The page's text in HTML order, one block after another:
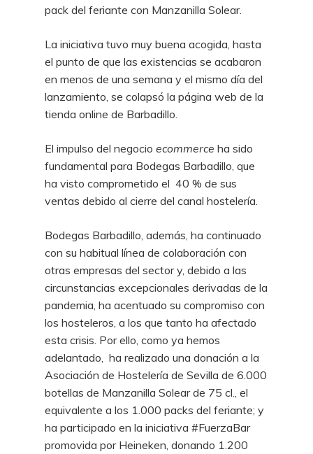
pack del feriante con Manzanilla Solear.
La iniciativa tuvo muy buena acogida, hasta
el punto de que las existencias se acabaron
en menos de una semana y el mismo día del
lanzamiento, se colapsó la página web de la
tienda online de Barbadillo.
El impulso del negocio ecommerce ha sido
fundamental para Bodegas Barbadillo, que
ha visto comprometido el 40 % de sus
ventas debido al cierre del canal hostelería.
Bodegas Barbadillo, además, ha continuado
con su habitual línea de colaboración con
otras empresas del sector y, debido a las
circunstancias excepcionales derivadas de la
pandemia, ha acentuado su compromiso con
los hosteleros, a los que tanto ha afectado
esta crisis. Por ello, como ya hemos
adelantado, ha realizado una donación a la
Asociación de Hostelería de Sevilla de 6.000
botellas de Manzanilla Solear de 75 cl., el
equivalente a los 1.000 packs del feriante; y
ha participado en la iniciativa #FuerzaBar
promovida por Heineken, donando 1.200